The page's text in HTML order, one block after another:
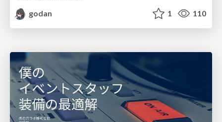
godan
1 110